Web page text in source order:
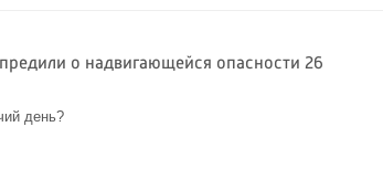
о надвигающейся опасности 26
день?